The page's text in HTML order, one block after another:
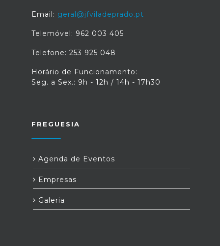
Email: geral@jfviladeprado.pt
Telemóvel: 962 003 405
Telefone: 253 925 048
Horário de Funcionamento:
Seg. a Sex.: 9h - 12h / 14h - 17h30
FREGUESIA
Agenda de Eventos
Empresas
Galeria